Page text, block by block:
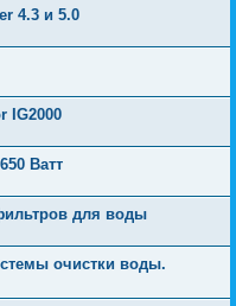
4.3 и 5.0
IG2000
Ватт
для воды
очистки воды.